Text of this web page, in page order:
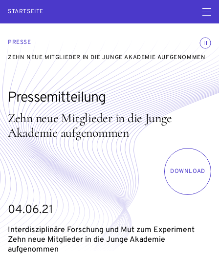
STARTSEITE Menü
PRESSE
ZEHN NEUE MITGLIEDER IN DIE JUNGE AKADEMIE AUFGENOMMEN
Zehn neue Mitglieder in die Junge
Akademie aufgenommen
Pressemitteilung
DOWNLOAD
04.06.21
Interdisziplinäre Forschung und Mut zum Experiment
Zehn neue Mitglieder in die Junge Akademie
aufgenommen